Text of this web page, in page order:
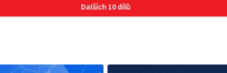
Dalších 10 dílů